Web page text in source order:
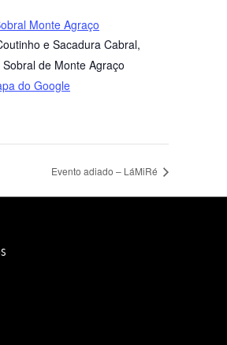
Monte Agraço
e Sacadura Cabral,
de Monte Agraço
do Google
Evento adiado – LáMiRé